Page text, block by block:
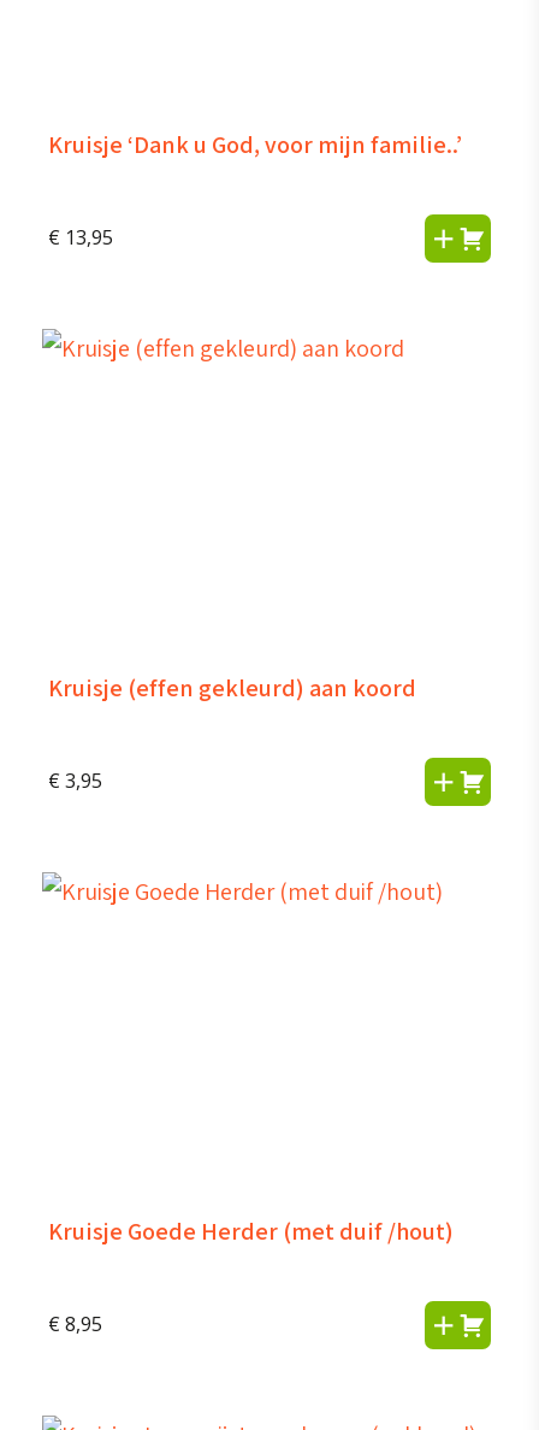
Kruisje ‘Dank u God, voor mijn familie..’
€ 13,95
Kruisje (effen gekleurd) aan koord
€ 3,95
Kruisje Goede Herder (met duif /hout)
€ 8,95